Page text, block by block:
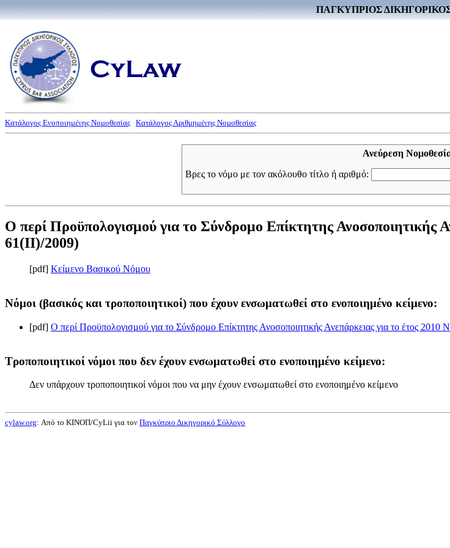
ΠΑΓΚΥΠΡΙΟΣ
Κατάλογος Ενοποιημένης Νομοθεσίας Κατάλογος Αριθμημένης Νομοθεσίας
Ανεύρεση
Βρες το νόμο με τον ακόλουθο τίτλο ή αριθμό:
Ο περί Προϋπολογισμού για το Σύνδρομο Επίκτητης Ανοσοποιητικής
61(II)/2009)
[pdf] Κείμενο Βασικού Νόμου
Νόμοι (βασικός και τροποποιητικοί) που έχουν ενσωματωθεί στο ενοποιημένο κείμενο:
[pdf] Ο περί Προϋπολογισμού για το Σύνδρομο Επίκτητης Ανοσοποιητικής Ανεπάρκειας για το έτος
Τροποποιητικοί νόμοι που δεν έχουν ενσωματωθεί στο ενοποιημένο κείμενο:
Δεν υπάρχουν τροποποιητικοί νόμοι που να μην έχουν ενσωματωθεί στο ενοποιημένο κείμενο
cylaw.org: Από το ΚΙΝOΠ/CyLii για τον Παγκύπριο Δικηγορικό Σύλλογο